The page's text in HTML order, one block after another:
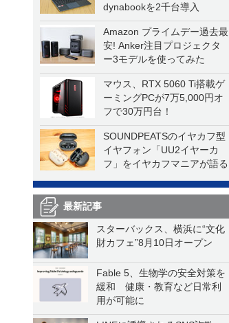
dynabookを2千台導入
Amazon プライムデー過去最
安! Anker注目プロジェクタ
ー3モデルを使ってみた
マウス、RTX 5060 Ti搭載ゲ
ーミングPCが7万5,000円オ
フで30万円台！
SOUNDPEATSのイヤカフ型
イヤフォン「UU2イヤーカ
フ」をイヤカフマニアが語る
最新記事
スターバックス、横浜に“文化
財カフェ”8月10日オープン
Fable 5、生物学の安全対策を
緩和 健康・教育など日常利
用が可能に